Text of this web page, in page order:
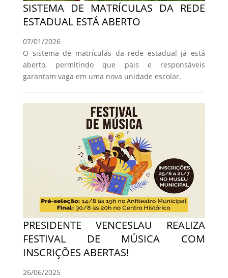
SISTEMA DE MATRÍCULAS DA REDE
ESTADUAL ESTÁ ABERTO
07/01/2026
O sistema de matrículas da rede estadual já está
aberto, permitindo que pais e responsáveis
garantam vaga em uma nova unidade escolar.
PRESIDENTE VENCESLAU REALIZA
FESTIVAL DE MÚSICA COM
INSCRIÇÕES ABERTAS!
26/06/2025